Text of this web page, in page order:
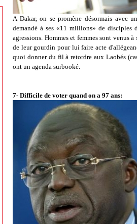
A Dakar, on se promène désormais avec
demandé à ses «11 millions» de disciples
agressions. Hommes et femmes sont venus
de leur gourdin pour lui faire acte
quoi donner du fil à retordre aux Laobés
ont un agenda surbooké.
7- Difficile de voter quand on a 97 ans: